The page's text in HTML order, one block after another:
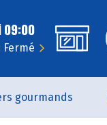
09:00
Fermé
gourmands